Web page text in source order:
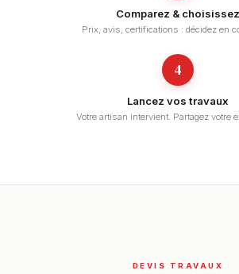
Comparez & choisissez
Prix, avis, certifications : décidez en
4
Lancez vos travaux
Votre artisan intervient. Partagez votre
DEVIS TRAVAUX